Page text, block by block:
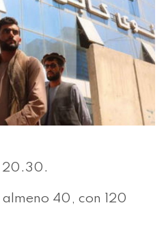
20.30.
40, con 120